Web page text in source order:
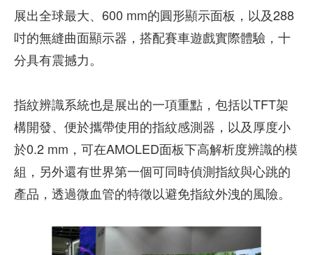
展出全球最大、600 mm的圓形顯示面板，以及288
吋的無縫曲面顯示器，搭配賽車遊戲實際體驗，十
分具有震撼力。
指紋辨識系統也是展出的一項重點，包括以TFT架
構開發、便於攜帶使用的指紋感測器，以及厚度小
於0.2 mm，可在AMOLED面板下高解析度辨識的模
組，另外還有世界第一個可同時偵測指紋與心跳的
產品，透過微血管的特徵以避免指紋外洩的風險。